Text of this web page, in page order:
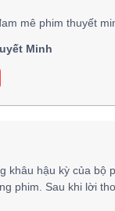
mê phim thuyết
Minh
khâu hậu kỳ của
phim. Sau khi lời